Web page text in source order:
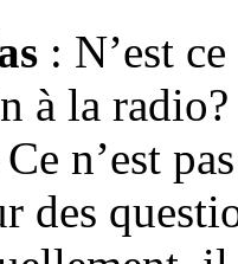
: N’est
à la radio?
n’est
des